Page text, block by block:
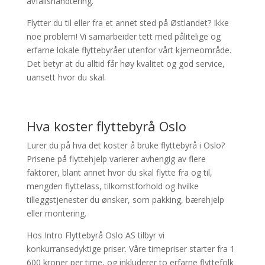
Flytter du til eller fra et annet sted på Østlandet? Ikke
noe problem! Vi samarbeider tett med pålitelige og
erfarne lokale flyttebyråer utenfor vårt kjerneområde.
Det betyr at du alltid får høy kvalitet og god service,
uansett hvor du skal.
Hva koster flyttebyrå Oslo
Lurer du på hva det koster å bruke flyttebyrå i Oslo?
Prisene på flyttehjelp varierer avhengig av flere
faktorer, blant annet hvor du skal flytte fra og til,
mengden flyttelass, tilkomstforhold og hvilke
tilleggstjenester du ønsker, som pakking, bærehjelp
eller montering.
Hos Intro Flyttebyrå Oslo AS tilbyr vi
konkurransedyktige priser. Våre timepriser starter fra 1
600 kroner per time, og inkluderer to erfarne flyttefolk